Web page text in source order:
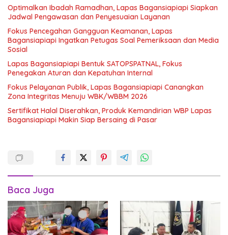
Optimalkan Ibadah Ramadhan, Lapas Bagansiapiapi Siapkan
Jadwal Pengawasan dan Penyesuaian Layanan
Fokus Pencegahan Gangguan Keamanan, Lapas
Bagansiapiapi Ingatkan Petugas Soal Pemeriksaan dan Media
Sosial
Lapas Bagansiapiapi Bentuk SATOPSPATNAL, Fokus
Penegakan Aturan dan Kepatuhan Internal
Fokus Pelayanan Publik, Lapas Bagansiapiapi Canangkan
Zona Integritas Menuju WBK/WBBM 2026
Sertifikat Halal Diserahkan, Produk Kemandirian WBP Lapas
Bagansiapiapi Makin Siap Bersaing di Pasar
Baca Juga